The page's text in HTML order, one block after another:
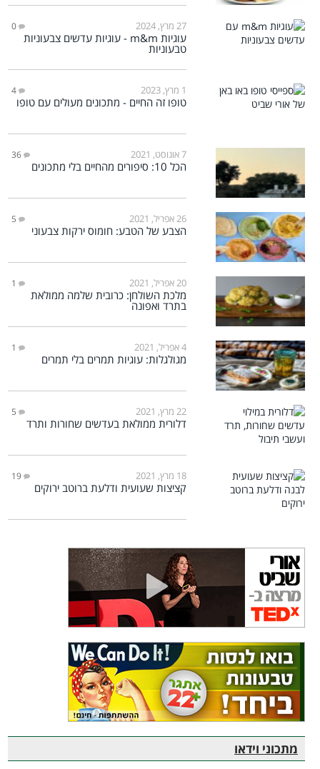
27 מרץ, 2024 0
עוגיות m&m - עוגיות עדשים צבעוניות
טבעוניות
1 מרץ, 2023 4
טופו זה החיים - מתכונים מעולים עם טופו
7 אוגוסט, 2021 36
הכל 10: סיפורים מהחיים בלי מתכונים
26 אפריל, 2021 5
הצבע של הטבע: חומוס ירקות צבעוני
20 אפריל, 2021 1
מלכת השולחן: כרובית שלמה ממולאת
בתרד ואפונה
4 אפריל, 2021 1
מגולגלות: עוגיות תמרים בלי תמרים
22 מרץ, 2021 5
דלורית ממולאת בעדשים שחורות ותרד
18 מרץ, 2021 19
קציצות שעועית ודלעת ברוטב ירוקים
מתכוני וידאו